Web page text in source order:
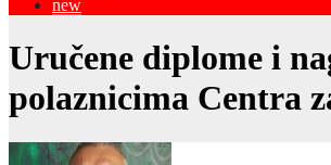
new
Uručene diplome i
polaznicima Centra